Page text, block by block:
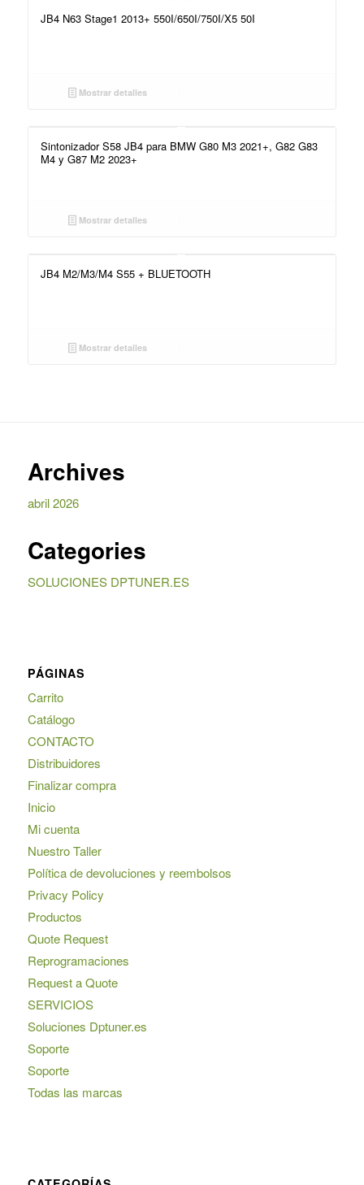
JB4 N63 Stage1 2013+ 550I/650I/750I/X5 50I
Mostrar detalles
Sintonizador S58 JB4 para BMW G80 M3 2021+, G82 G83
M4 y G87 M2 2023+
Mostrar detalles
JB4 M2/M3/M4 S55 + BLUETOOTH
Mostrar detalles
Archives
abril 2026
Categories
SOLUCIONES DPTUNER.ES
PÁGINAS
Carrito
Catálogo
CONTACTO
Distribuidores
Finalizar compra
Inicio
Mi cuenta
Nuestro Taller
Política de devoluciones y reembolsos
Privacy Policy
Productos
Quote Request
Reprogramaciones
Request a Quote
SERVICIOS
Soluciones Dptuner.es
Soporte
Soporte
Todas las marcas